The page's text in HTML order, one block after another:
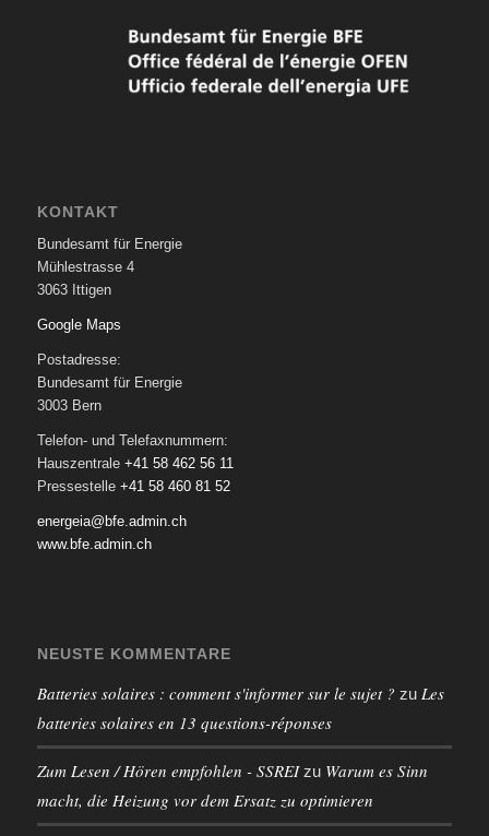
KONTAKT
Bundesamt für Energie
Mühlestrasse 4
3063 Ittigen
Google Maps
Postadresse:
Bundesamt für Energie
3003 Bern
Telefon- und Telefaxnummern:
Hauszentrale +41 58 462 56 11
Pressestelle +41 58 460 81 52
energeia@bfe.admin.ch
www.bfe.admin.ch
NEUSTE KOMMENTARE
Batteries solaires : comment s'informer sur le sujet ? zu Les
batteries solaires en 13 questions-réponses
Zum Lesen / Hören empfohlen - SSREIzu Warum es Sinn
macht, die Heizung vor dem Ersatz zu optimieren